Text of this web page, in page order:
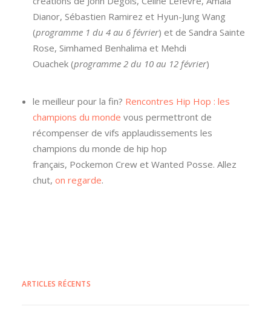
Dianor, Sébastien Ramirez et Hyun-Jung Wang
(programme 1 du 4 au 6 février) et de Sandra Sainte
Rose, Simhamed Benhalima et Mehdi
Ouachek (programme 2 du 10 au 12 février)
le meilleur pour la fin? Rencontres Hip Hop : les
champions du monde vous permettront de
récompenser de vifs applaudissements les
champions du monde de hip hop
français, Pockemon Crew et Wanted Posse. Allez
chut, on regarde.
ARTICLES RÉCENTS